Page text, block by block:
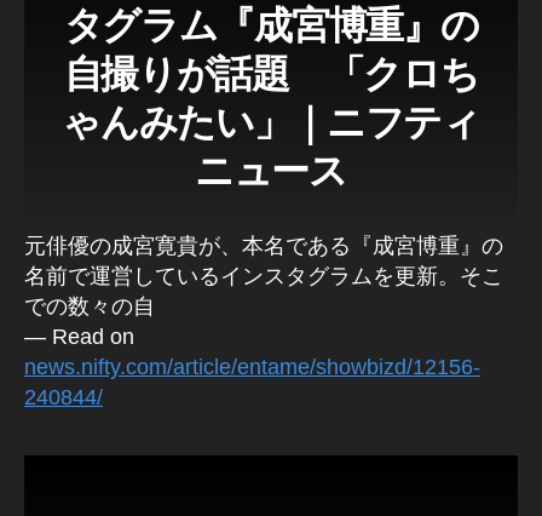
タグラム『成宮博重』の
自撮りが話題 「クロち
ゃんみたい」｜ニフティ
ニュース
元俳優の成宮寛貴が、本名である『成宮博重』の
名前で運営しているインスタグラムを更新。そこ
での数々の自
— Read on
news.nifty.com/article/entame/showbizd/12156-
240844/